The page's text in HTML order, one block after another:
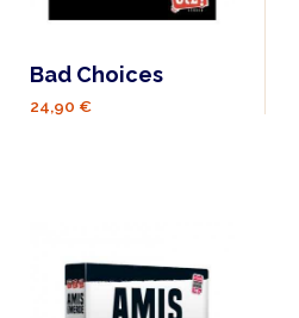
Bad Choices
24,90 €